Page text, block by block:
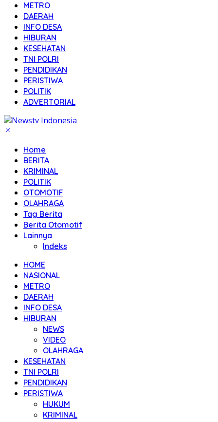
METRO
DAERAH
INFO DESA
HIBURAN
KESEHATAN
TNI POLRI
PENDIDIKAN
PERISTIWA
POLITIK
ADVERTORIAL
Home
BERITA
KRIMINAL
POLITIK
OTOMOTIF
OLAHRAGA
Tag Berita
Berita Otomotif
Lainnya
Indeks
HOME
NASIONAL
METRO
DAERAH
INFO DESA
HIBURAN
NEWS
VIDEO
OLAHRAGA
KESEHATAN
TNI POLRI
PENDIDIKAN
PERISTIWA
HUKUM
KRIMINAL